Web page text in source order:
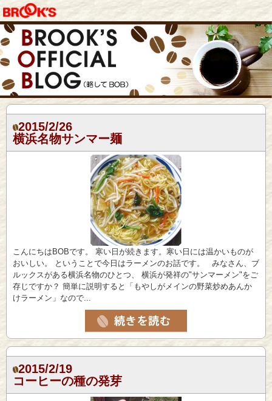
2015/2/26
横浜名物サンマー麺
こんにちはBOBです。 寒い日が続きます。寒い日には温かいものが
おいしい。 ということで今日はラーメンのお話です。 みなさん、ブ
ルックスがある横浜名物のひとつ、 横浜が発祥の"サンマーメン"をご
存じですか？ 簡単に説明すると「もやしがメインの野菜炒めあんか
けラーメン」なので...
2015/2/19
コーヒーの種の発芽